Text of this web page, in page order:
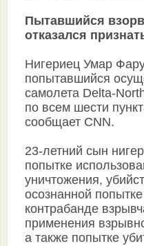
Пытавшийся
отказался
Нигериец Умар
попытавшийся
самолета Delta-
по всем шести
сообщает CNN.
23-летний сын
попытке
уничтожения,
осознанной
контрабанде
применения
а также попытке